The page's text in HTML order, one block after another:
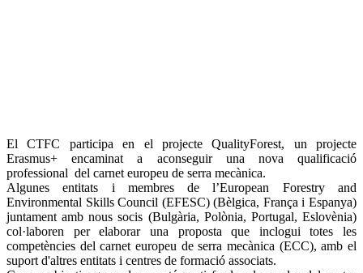
El CTFC participa en el projecte QualityForest, un projecte
Erasmus+ encaminat a aconseguir una nova qualificació
professional del carnet europeu de serra mecànica.
Algunes entitats i membres de l’European Forestry and
Environmental Skills Council (EFESC) (Bèlgica, França i Espanya)
juntament amb nous socis (Bulgària, Polònia, Portugal, Eslovènia)
col·laboren per elaborar una proposta que inclogui totes les
competències del carnet europeu de serra mecànica (ECC), amb el
suport d'altres entitats i centres de formació associats.